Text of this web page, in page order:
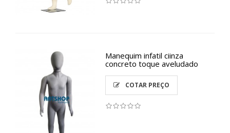
Manequim infatil ciinza
concreto toque aveludado
COTAR PREÇO